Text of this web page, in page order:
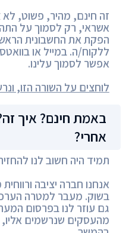
זה חינם, מהיר, פשוט, לא
אשראי, רק לסמוך על
הפקת את החשבונית
ללקוח/ה. במייל או
אפשר לסמוך עלינו.
לוחצים על השורה הזו,
באמת חינם? איך
אחרי?
תמיד היה חשוב לנו
אנחנו חברה יציבה
בשוק. מעבר למטרה
גם עוזר לנו בפרסום
מהעסקים שנרשמים